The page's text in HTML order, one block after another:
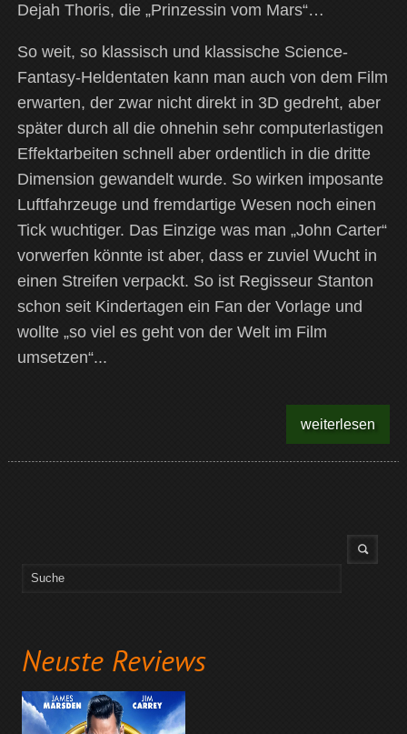
Neuste Reviews
Dejah Thoris, die „Prinzessin vom Mars“…
So weit, so klassisch und klassische Science-
Fantasy-Heldentaten kann man auch von dem Film
erwarten, der zwar nicht direkt in 3D gedreht, aber
später durch all die ohnehin sehr computerlastigen
Effektarbeiten schnell aber ordentlich in die dritte
Dimension gewandelt wurde. So wirken imposante
Luftfahrzeuge und fremdartige Wesen noch einen
Tick wuchtiger. Das Einzige was man „John Carter“
vorwerfen könnte ist aber, dass er zuviel Wucht in
einen Streifen verpackt. So ist Regisseur Stanton
schon seit Kindertagen ein Fan der Vorlage und
wollte „so viel es geht von der Welt im Film
umsetzen“...
weiterlesen